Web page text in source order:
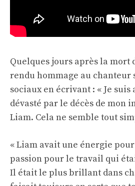
Quelques jours après la mort
rendu hommage au chanteur
sociaux en écrivant : « Je
dévasté par le décès de mon
Liam. Cela ne semble tout
« Liam avait une énergie
passion pour le travail qui
Il était le plus brillant dans